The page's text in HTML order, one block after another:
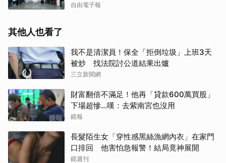
自由電子報
其他人也看了
我不是清潔員！保全「拒倒垃圾」上班3天
被炒 找法院討公道結果出爐
三立新聞網
財富翻倍不滿足！他再「貸款600萬買股」
下場超慘...嘆：去紫南宮也沒用
鏡報
長髮陌生女「穿性感黑絲漁網內衣」在家門
口排回 他害怕急報警！結局竟神展開
鏡週刊